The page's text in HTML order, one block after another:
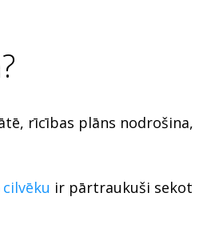
rīcības plāns nodrošina,
cilvēku ir pārtraukuši sekot